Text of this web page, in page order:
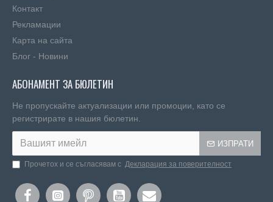
Контакт
Рекламации
Карта на сайта
Блог - Новини
АБОНАМЕНТ ЗА БЮЛЕТИН
Не пропускайте актуализации или промоции, като се
регистрирате в нашия бюлетин.
ИЗПРАТИ
Прочетох и се съгласявам с Декларация за поверителност